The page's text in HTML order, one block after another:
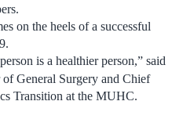
on the heels of a successful
is a healthier person,” said
General Surgery and Chief
Transition at the MUHC.